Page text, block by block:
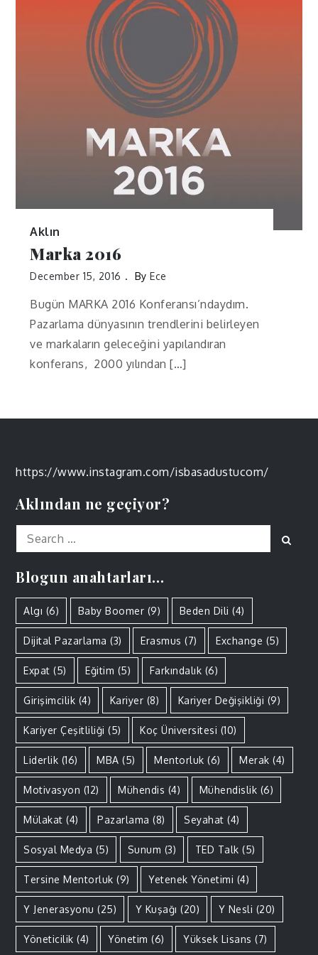
Aklın
Marka 2016
December 15, 2016 ByEce
Bugün MARKA 2016 Konferansı’ndaydım.
Pazarlama dünyasının trendlerini belirleyen
ve markaların geleceğini yapılandıran
konferans, 2000 yılından […]
https://www.instagram.com/isbasadustucom/
Aklından ne geçiyor?
Search
for:
Blogun anahtarları…
Algı (6) Baby Boomer (9) Beden Dili (4)
Dijital Pazarlama (3) Erasmus (7) Exchange (5)
Expat (5) Eğitim (5) Farkındalık (6)
Girişimcilik (4) Kariyer (8) Kariyer Değişikliği (9)
Kariyer Çeşitliliği (5) Koç Üniversitesi (10)
Liderlik (16) MBA (5) Mentorluk (6) Merak (4)
Motivasyon (12) Mühendis (4) Mühendislik (6)
Mülakat (4) Pazarlama (8) Seyahat (4)
Sosyal Medya (5) Sunum (3) TED Talk (5)
Tersine Mentorluk (9) Yetenek Yönetimi (4)
Y Jenerasyonu (25) Y Kuşağı (20) Y Nesli (20)
Yöneticilik (4) Yönetim (6) Yüksek Lisans (7)